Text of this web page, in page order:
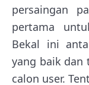
persaingan
pertama
Bekal ini
yang baik dan
calon user.